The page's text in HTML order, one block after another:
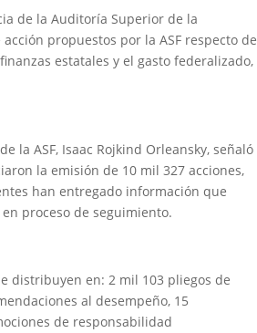
de la Auditoría Superior de la
propuestos por la ASF respecto de
estatales y el gasto federalizado,
la ASF, Isaac Rojkind Orleansky, señaló
la emisión de 10 mil 327 acciones,
han entregado información que
proceso de seguimiento.
distribuyen en: 2 mil 103 pliegos de
al desempeño, 15
de responsabilidad